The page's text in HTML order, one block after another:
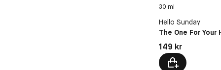
30 ml
Hello Sunday
The One For Your
Pris: 149 kr
149 kr